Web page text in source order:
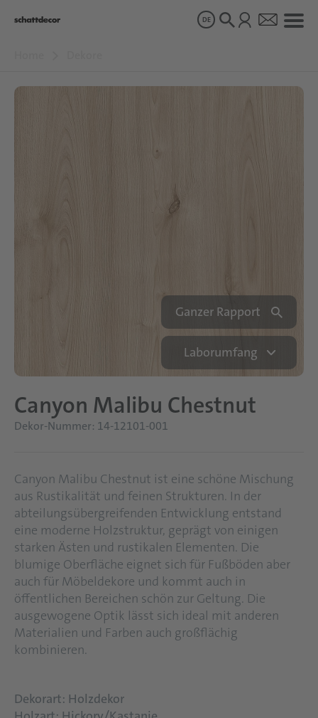
DE
Ganzer Rapport
Laborumfang
Canyon Malibu Chestnut
Dekor-Nummer: 14-12101-001
Canyon Malibu Chestnut ist eine schöne Mischung
aus Rustikalität und feinen Strukturen. In der
abteilungsübergreifenden Entwicklung entstand
eine moderne Holzstruktur, geprägt von einigen
starken Ästen und rustikalen Elementen. Die
blumige Oberfläche eignet sich für Fußböden aber
auch für Möbeldekore und kommt auch in
öffentlichen Bereichen schön zur Geltung. Die
ausgewogene Optik lässt sich ideal mit anderen
Materialien und Farben auch großflächig
kombinieren.
Dekorart: Holzdekor